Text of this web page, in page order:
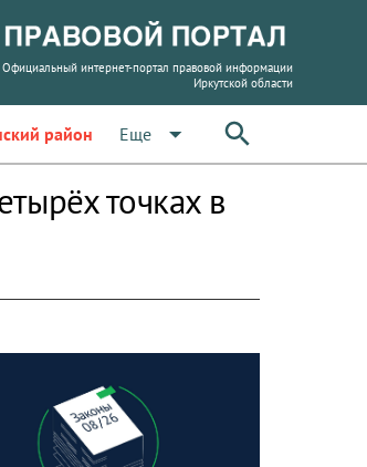
Официальный интернет-портал правовой информации
Иркутской области
район Еще arrow_drop_down
точках в